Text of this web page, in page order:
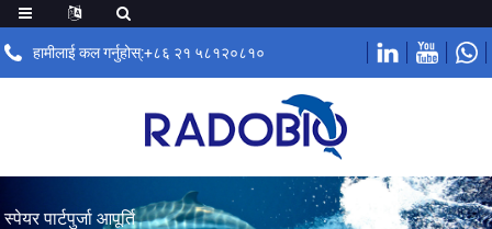
हामीलाई कल गर्नुहोस्:+८६ २१ ५८१२०८१०
स्पेयर पार्टपुर्जा आपूर्ति